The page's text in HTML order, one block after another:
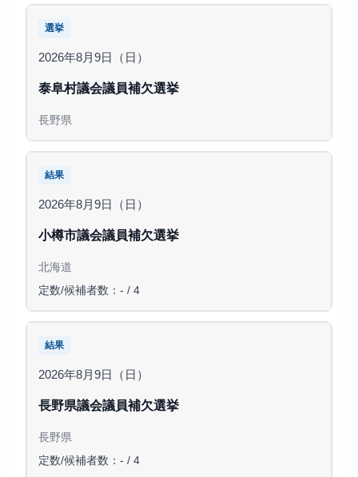
選挙
2026年8月9日（日）
泰阜村議会議員補欠選挙
長野県
結果
2026年8月9日（日）
小樽市議会議員補欠選挙
北海道
定数/候補者数：- / 4
結果
2026年8月9日（日）
長野県議会議員補欠選挙
長野県
定数/候補者数：- / 4